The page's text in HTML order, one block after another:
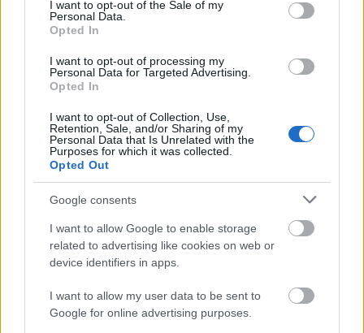
I want to opt-out of the Sale of my
Personal Data.
Opted In
I want to opt-out of processing my
Personal Data for Targeted Advertising.
Opted In
I want to opt-out of Collection, Use,
Retention, Sale, and/or Sharing of my
Personal Data that Is Unrelated with the
Purposes for which it was collected.
Opted Out
Google consents
I want to allow Google to enable storage
related to advertising like cookies on web or
device identifiers in apps.
I want to allow my user data to be sent to
Google for online advertising purposes.
Guevara y Jesús Vallejo cambian de club.
¿Recomendables en Comunio?
El Alavés se ha hecho con los
servicios de Ander Guevera,
al Granada como cedido tras su
periplo de año y medio en 2020 y
2021. Analizamos estos fichajes y
equipos de Comunio.
En cuanto a su participación en Europa League, Van der
Heyden jugó 8 partidos en los que alcanzó una nota media
despejes (3,0), entradas (2,0) y duelos ganados (5,5 con un
61% de éxito).